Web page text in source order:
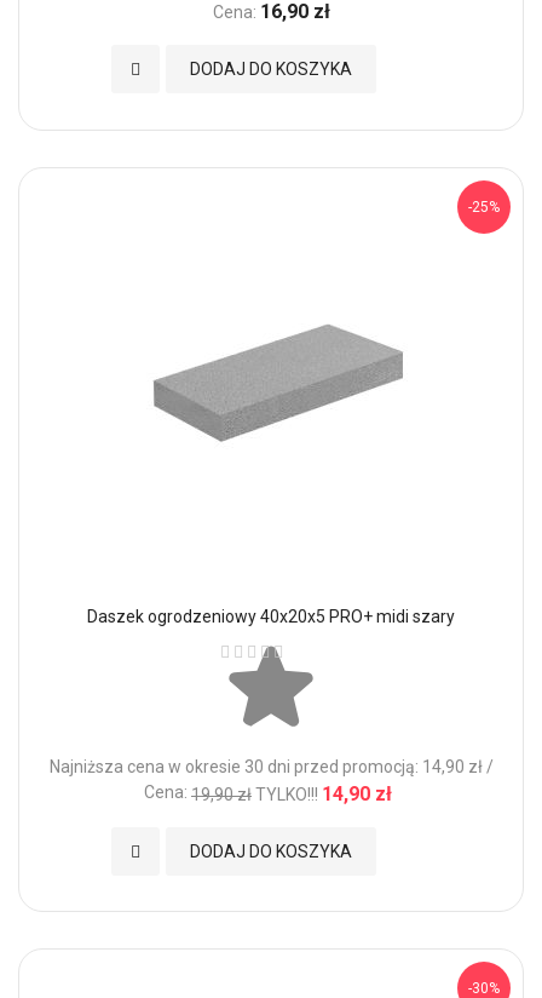
Cena: 16,90 zł
DODAJ DO KOSZYKA
Dodaj do Ulubionych
-25%
Daszek ogrodzeniowy 40x20x5 PRO+ midi szary
Ocena:
Najniższa cena w okresie 30 dni przed promocją: 14,90 zł /
Cena: 19,90 złTYLKO!!! 14,90 zł
DODAJ DO KOSZYKA
Dodaj do Ulubionych
-30%